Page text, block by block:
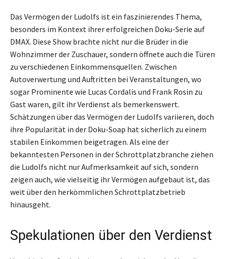
Das Vermögen der Ludolfs ist ein faszinierendes Thema,
besonders im Kontext ihrer erfolgreichen Doku-Serie auf
DMAX. Diese Show brachte nicht nur die Brüder in die
Wohnzimmer der Zuschauer, sondern öffnete auch die Türen
zu verschiedenen Einkommensquellen. Zwischen
Autoverwertung und Auftritten bei Veranstaltungen, wo
sogar Prominente wie Lucas Cordalis und Frank Rosin zu
Gast waren, gilt ihr Verdienst als bemerkenswert.
Schätzungen über das Vermögen der Ludolfs variieren, doch
ihre Popularität in der Doku-Soap hat sicherlich zu einem
stabilen Einkommen beigetragen. Als eine der
bekanntesten Personen in der Schrottplatzbranche ziehen
die Ludolfs nicht nur Aufmerksamkeit auf sich, sondern
zeigen auch, wie vielseitig ihr Vermögen aufgebaut ist, das
weit über den herkömmlichen Schrottplatzbetrieb
hinausgeht.
Spekulationen über den Verdienst